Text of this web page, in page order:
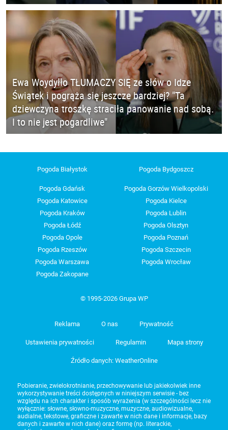
Ewa Woydyłło TŁUMACZY SIĘ ze słów o Idze
Świątek i pogrąża się jeszcze bardziej? "Ta
dziewczyna troszkę straciła panowanie nad sobą.
I to nie jest pogardliwe"
Pogoda Białystok Pogoda Bydgoszcz
Pogoda Gdańsk
Pogoda Gorzów Wielkopolski
Pogoda Katowice
Pogoda Kielce
Pogoda Kraków
Pogoda Lublin
Pogoda Łódź
Pogoda Olsztyn
Pogoda Opole
Pogoda Poznań
Pogoda Rzeszów
Pogoda Szczecin
Pogoda Warszawa
Pogoda Wrocław
Pogoda Zakopane
© 1995-2026 Grupa WP
Reklama O nas Prywatność
Ustawienia prywatności Regulamin Mapa strony
Źródło danych: WeatherOnline
Pobieranie, zwielokrotnianie, przechowywanie lub jakiekolwiek inne
wykorzystywanie treści dostępnych w niniejszym serwisie - bez
względu na ich charakter i sposób wyrażenia (w szczególności lecz nie
wyłącznie: słowne, słowno-muzyczne, muzyczne, audiowizualne,
audialne, tekstowe, graficzne i zawarte w nich dane i informacje, bazy
danych i zawarte w nich dane) oraz formę (np. literackie,